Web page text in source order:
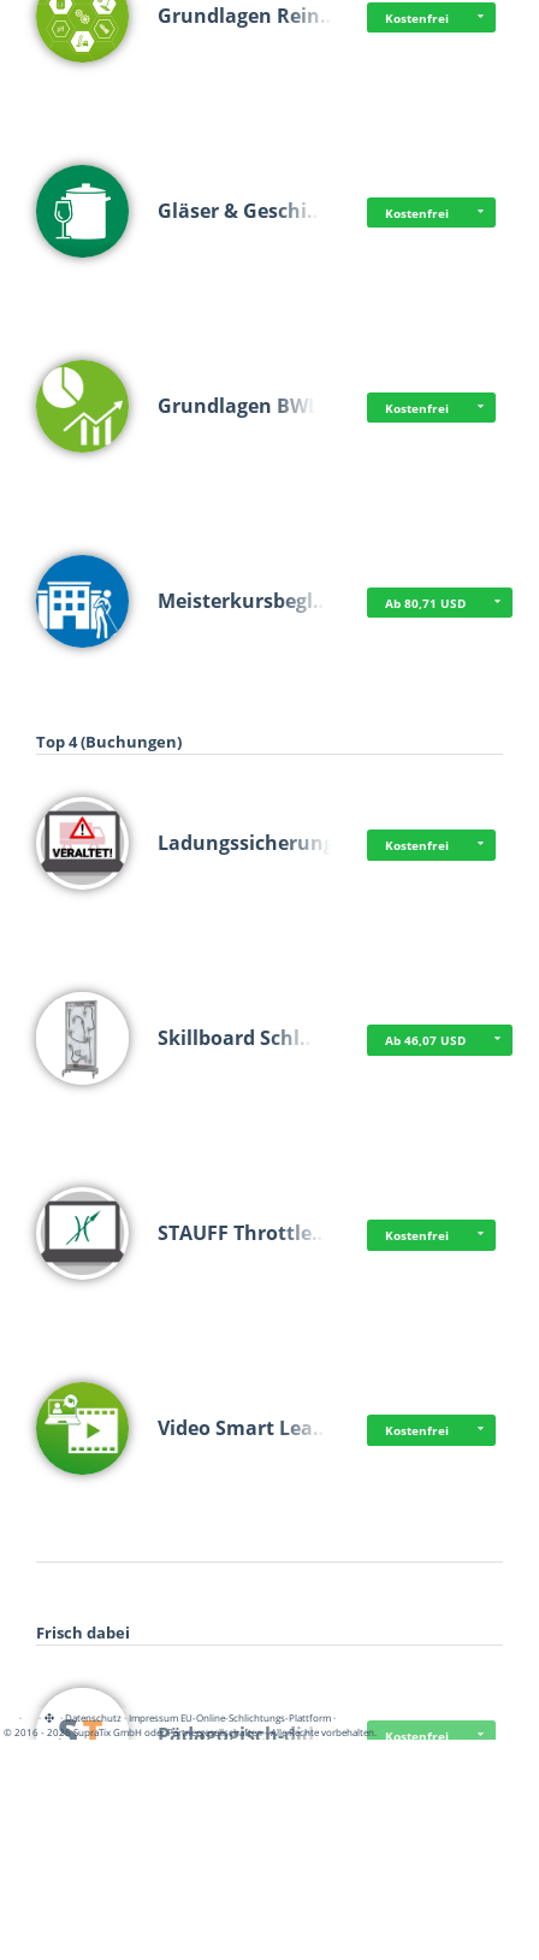
Grundlagen Rein… Kostenfrei
Gläser & Geschi… Kostenfrei
Grundlagen BWL Kostenfrei
Meisterkursbegl… Ab 80,71 USD
Top 4 (Buchungen)
Ladungssicherung Kostenfrei
Skillboard Schl… Ab 46,07 USD
STAUFF Throttle… Kostenfrei
Video Smart Lea… Kostenfrei
Frisch dabei
Pädagogisch-did… Kostenfrei
· · ·Datenschutz·Impressum EU-Online-Schlichtungs-Plattform·
© 2016 - 2026 SupraTix GmbH oder Partnergesellschaften - Alle Rechte vorbehalten.